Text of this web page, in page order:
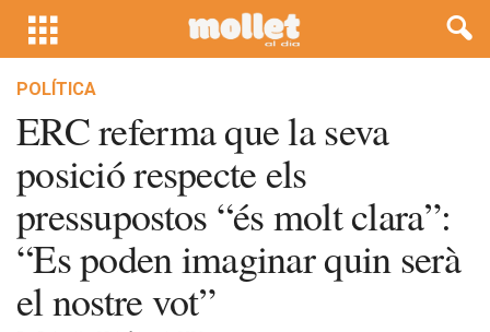
POLÍTICA
ERC referma que la seva
posició respecte els
pressupostos “és molt clara”:
“Es poden imaginar quin serà
el nostre vot”